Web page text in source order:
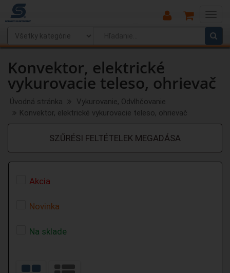
Main
Menu
Konvektor, elektrické
vykurovacie teleso, ohrievač
Úvodná stránka
Vykurovanie, Odvlhčovanie
Konvektor, elektrické vykurovacie teleso, ohrievač
SZŰRÉSI FELTÉTELEK MEGADÁSA
Akcia
Novinka
Na sklade